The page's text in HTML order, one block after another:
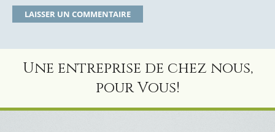
Une entreprise de chez nous,
pour Vous!